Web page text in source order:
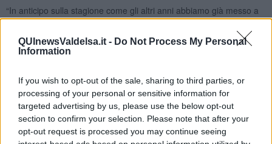
QUInewsValdelsa.it - Do Not Process My Personal
Information
If you wish to opt-out of the sale, sharing to third parties, or
processing of your personal or sensitive information for
targeted advertising by us, please use the below opt-out
section to confirm your selection. Please note that after your
opt-out request is processed you may continue seeing
“In anticipo sulla stagione come gli altri anni abbiamo già messo a
punto il programma di attività che animeranno Radicondoli nel
fa notare Luca
Moda, vicesindaco e assessore ai Lavori Pubblici del Comune
di Radicondoli– Tante le associazioni coinvolte e la creatività
tradizione con lo sguardo aperto verso il palcoscenico nazionale, i
linguaggi innovativi”.